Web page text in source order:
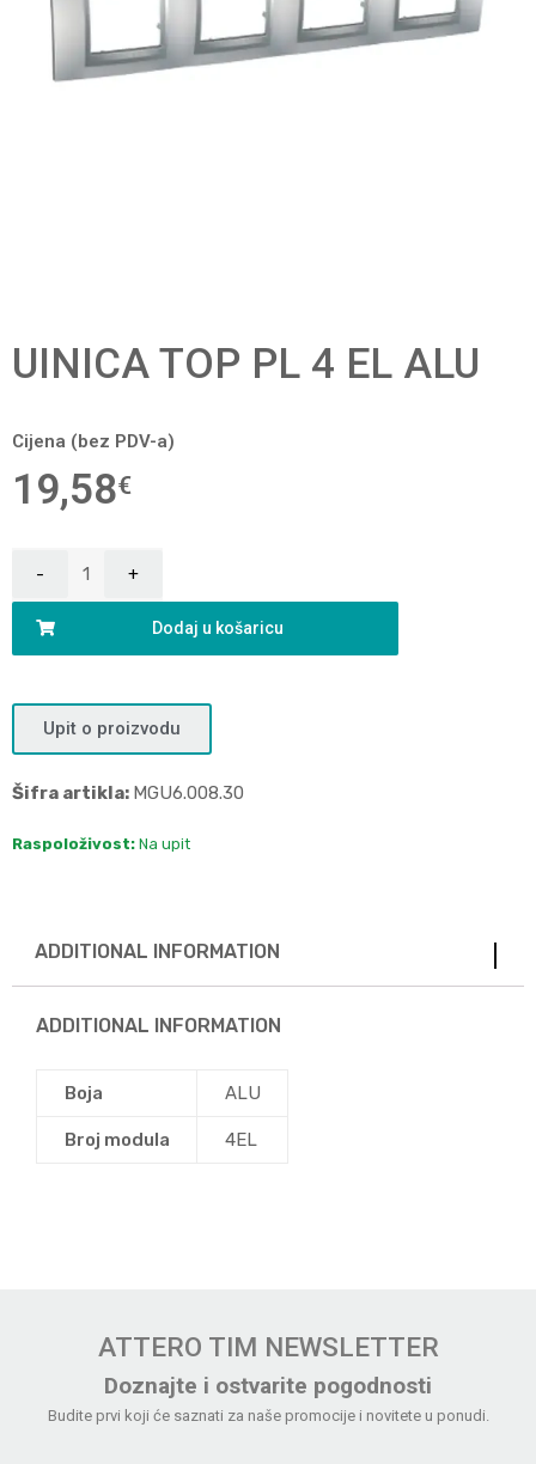
UINICA TOP PL 4 EL ALU
Cijena (bez PDV-a)
19,58€
Dodaj u košaricu
Upit o proizvodu
Šifra artikla: MGU6.008.30
Raspoloživost: Na upit
ADDITIONAL INFORMATION
ADDITIONAL INFORMATION
Boja ALU
Broj modula 4EL
ATTERO TIM NEWSLETTER
Doznajte i ostvarite pogodnosti
Budite prvi koji će saznati za naše promocije i novitete u ponudi.